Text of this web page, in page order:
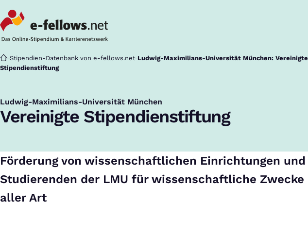
Startseite
Stipendien-Datenbank von e-fellows.net Ludwig-Maximilians-Universität München: Vereinigte
Stipendienstiftung
Ludwig-Maximilians-Universität München
:
Vereinigte Stipendienstiftung
Förderung von wissenschaftlichen Einrichtungen und
Studierenden der LMU für wissenschaftliche Zwecke
aller Art